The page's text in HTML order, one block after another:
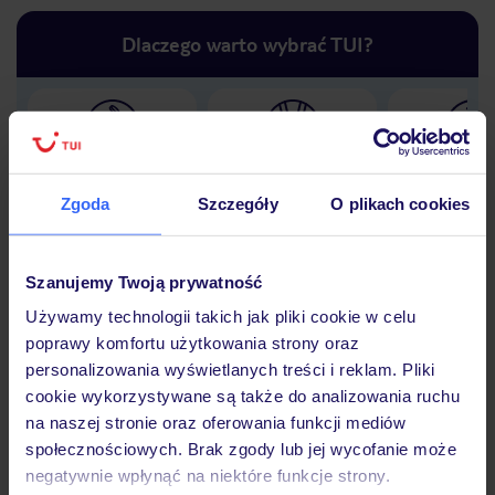
Zgoda Szczegóły O plikach cookies
Szanujemy Twoją prywatność
Używamy technologii takich jak pliki cookie w celu
poprawy komfortu użytkowania strony oraz
personalizowania wyświetlanych treści i reklam. Pliki
cookie wykorzystywane są także do analizowania ruchu
na naszej stronie oraz oferowania funkcji mediów
społecznościowych. Brak zgody lub jej wycofanie może
negatywnie wpłynąć na niektóre funkcje strony.
Dlaczego warto wybrać TUI?
podróży w Polsce
Hotel
Opinie